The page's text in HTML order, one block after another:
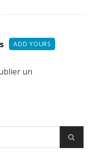
ADD YOURS
un